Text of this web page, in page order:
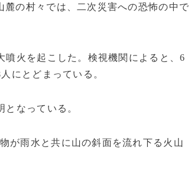
の村々では、二次災害への恐怖の中で
火を起こした。検視機関によると、6
にとどまっている。
なっている。
が雨水と共に山の斜面を流れ下る火山